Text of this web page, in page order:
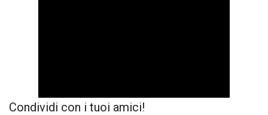
Condividi con i tuoi amici!